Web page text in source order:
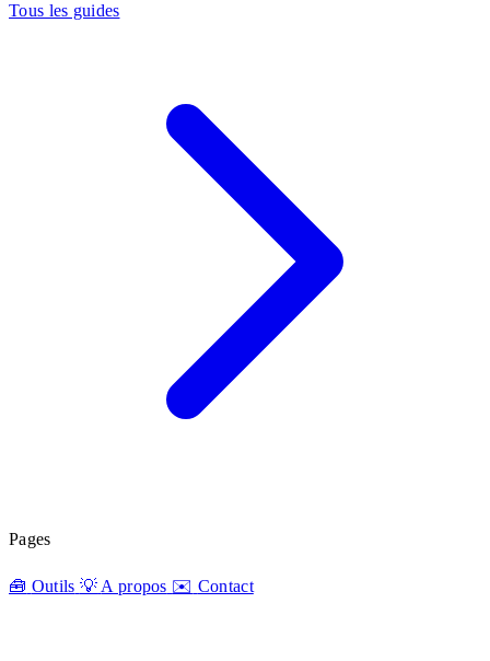
Tous les guides
Pages
🧰 Outils 💡 A propos ✉️ Contact